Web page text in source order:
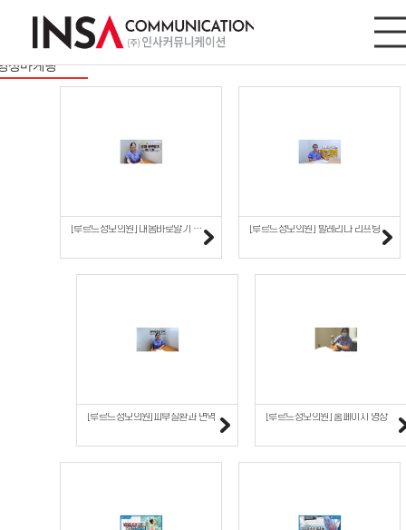
영상마케팅
이트/모바일
디지털마케팅
상마케팅
[루르드성모의원] 내몸바로알기 영양코칭 [루르드성모의원] 발레리나 리프팅
[루르드성모의원]피부질환과 면역 [루르드성모의원] 홈페이지 영상